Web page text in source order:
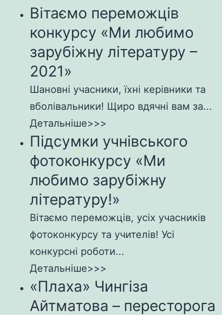
Вітаємо переможців
конкурсу «Ми любимо
зарубіжну літературу –
2021»
Шановні учасники, їхні керівники та
вболівальники! Щиро вдячні вам за...
Детальніше>>>
Підсумки учнівського
фотоконкурсу «Ми
любимо зарубіжну
літературу!»
Вітаємо переможців, усіх учасників
фотоконкурсу та учителів! Усі
конкурсні роботи...
Детальніше>>>
«Плаха» Чингіза
Айтматова – пересторога